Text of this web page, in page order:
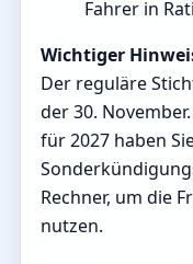
Fahrer in
Wichtiger
Der reguläre
der 30.
für 2027 haben
Rechner, um die
nutzen.